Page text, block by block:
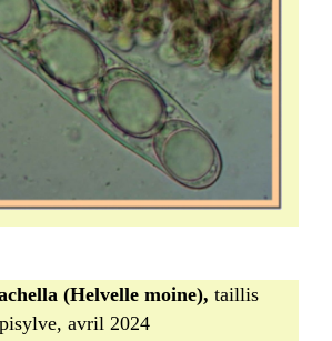
(Helvelle moine), taillis
avril 2024